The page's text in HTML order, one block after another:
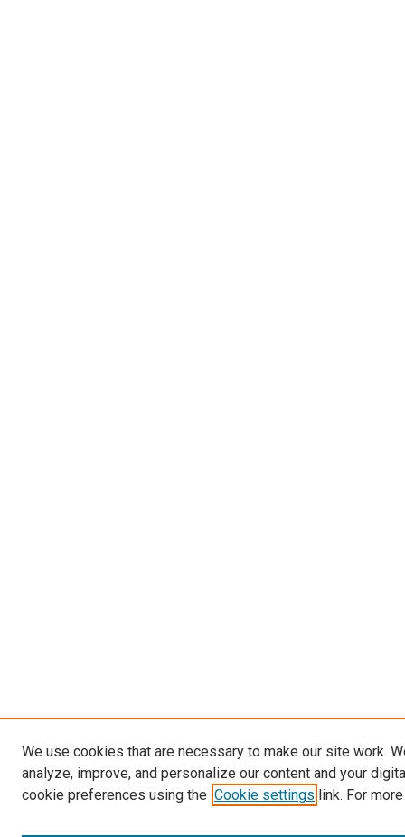
We use cookies that are necessary to make our site work.
analyze, improve, and personalize our content and your
cookie preferences using the Cookie settings link. For